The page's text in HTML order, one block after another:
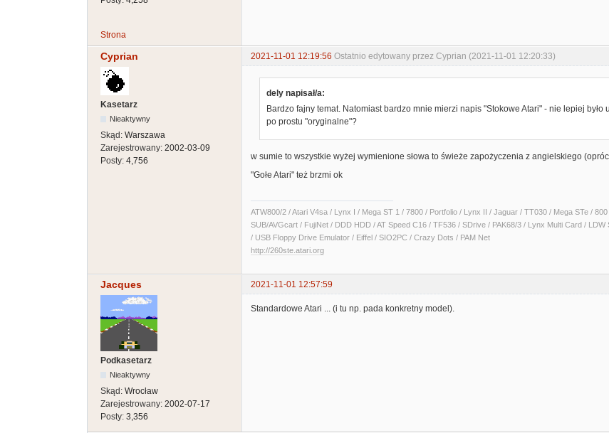
Strona
Cyprian 2021-11-01 12:19:56 Ostatnio edytowany przez Cyprian (2021-11-01 12:20:33)
Kasetarz
Nieaktywny
Skąd: Warszawa
Zarejestrowany: 2002-03-09
Posty: 4,756
dely napisał/a:
Bardzo fajny temat. Natomiast bardzo mnie mierzi napis "Stokowe Atari" - nie lepiej
po prostu "oryginalne"?
w sumie to wszystkie wyżej wymienione słowa to świeże zapożyczenia z angielskiego
"Gołe Atari" też brzmi ok
ATW800/2 / Atari V4sa / Lynx I / Mega ST 1 / 7800 / Portfolio / Lynx II / Jaguar / TT030 / Mega STe /
SUB/AVGcart / FujiNet / DDD HDD / AT Speed C16 / TF536 / SDrive / PAK68/3 / Lynx Multi Card /
/ USB Floppy Drive Emulator / Eiffel / SIO2PC / Crazy Dots / PAM Net
http://260ste.atari.org
Jacques 2021-11-01 12:57:59
Podkasetarz
Nieaktywny
Skąd: Wrocław
Zarejestrowany: 2002-07-17
Posty: 3,356
Standardowe Atari ... (i tu np. pada konkretny model).